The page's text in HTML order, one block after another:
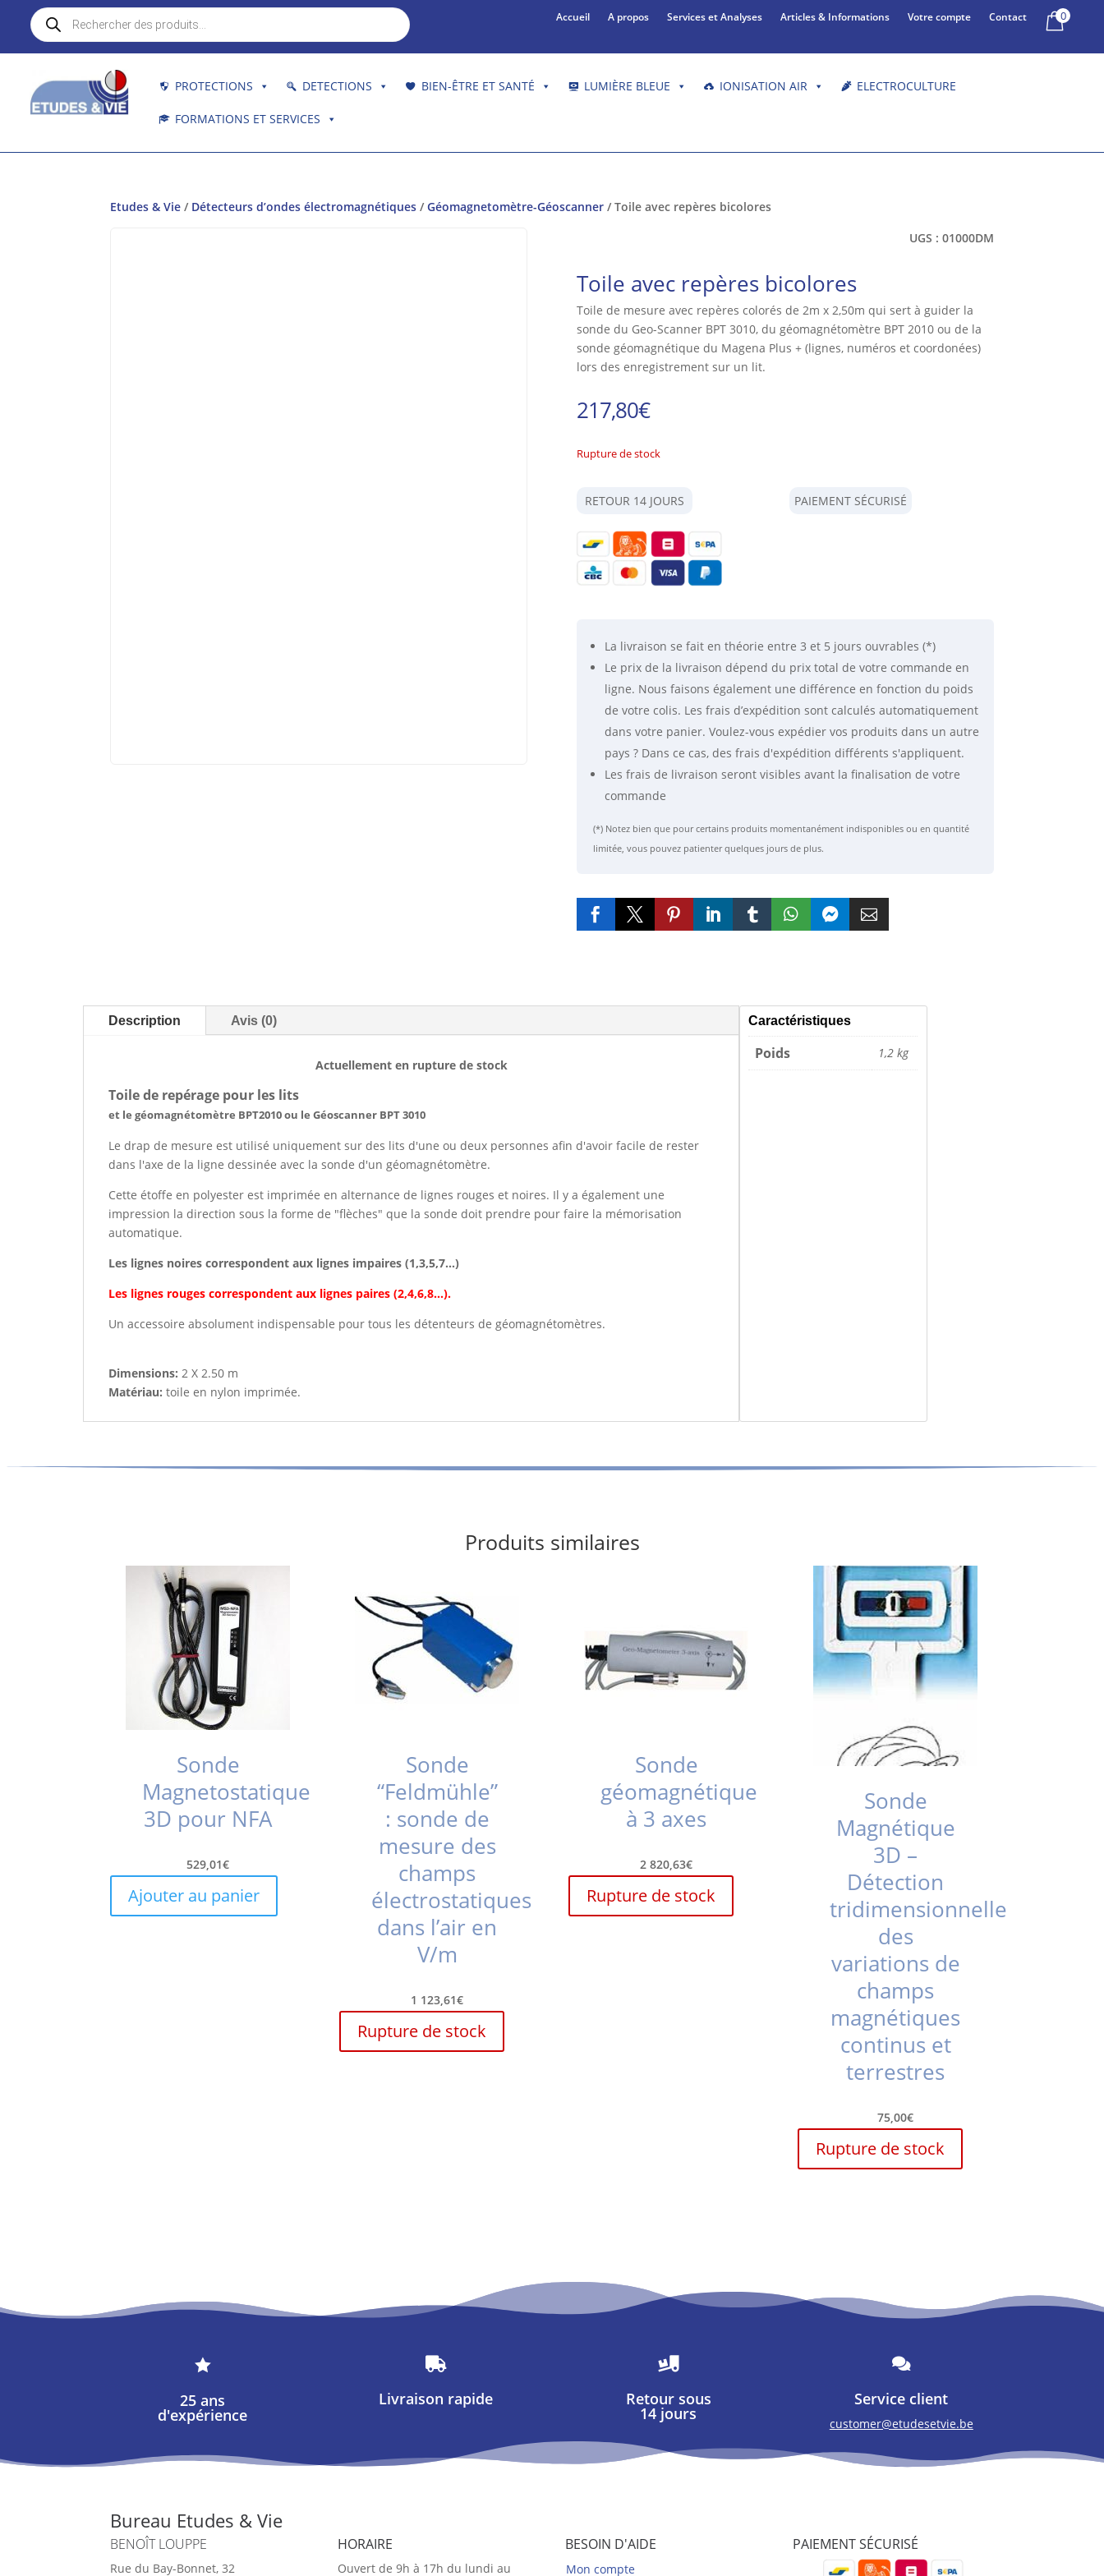
Recherche
de
produits
Accueil A propos Services et Analyses Articles & Informations Votre compte Contact 0
PROTECTIONS DETECTIONS BIEN-ÊTRE ET SANTÉ LUMIÈRE BLEUE IONISATION AIR ELECTROCULTURE
FORMATIONS ET SERVICES
Etudes & Vie / Détecteurs d’ondes électromagnétiques /Géomagnetomètre-Géoscanner / Toile avec repères bicolores
UGS : 01000DM
Toile avec repères bicolores
Toile de mesure avec repères colorés de 2m x 2,50m qui sert à guider la
sonde du Geo-Scanner BPT 3010, du géomagnétomètre BPT 2010 ou de la
sonde géomagnétique du Magena Plus + (lignes, numéros et coordonées)
lors des enregistrement sur un lit.
217,80€
Rupture de stock
RETOUR 14 JOURS PAIEMENT SÉCURISÉ
La livraison se fait en théorie entre 3 et 5 jours ouvrables (*)
Le prix de la livraison dépend du prix total de votre commande en
ligne. Nous faisons également une différence en fonction du poids
de votre colis. Les frais d’expédition sont calculés automatiquement
dans votre panier. Voulez-vous expédier vos produits dans un autre
pays ? Dans ce cas, des frais d'expédition différents s'appliquent.
Les frais de livraison seront visibles avant la finalisation de votre
commande
(*) Notez bien que pour certains produits momentanément indisponibles ou en quantité
limitée, vous pouvez patienter quelques jours de plus.
       
Description Avis (0)
Actuellement en rupture de stock
Toile de repérage pour les lits
et le géomagnétomètre BPT2010 ou le Géoscanner BPT 3010
Le drap de mesure est utilisé uniquement sur des lits d'une ou deux personnes afin d'avoir facile de rester
dans l'axe de la ligne dessinée avec la sonde d'un géomagnétomètre.
Cette étoffe en polyester est imprimée en alternance de lignes rouges et noires. Il y a également une
impression la direction sous la forme de "flèches" que la sonde doit prendre pour faire la mémorisation
automatique.
Les lignes noires correspondent aux lignes impaires (1,3,5,7...)
Les lignes rouges correspondent aux lignes paires (2,4,6,8...).
Un accessoire absolument indispensable pour tous les détenteurs de géomagnétomètres.
Dimensions: 2 X 2.50 m
Matériau: toile en nylon imprimée.
Caractéristiques
Poids 1,2 kg
Produits similaires
Sonde
Magnetostatique
3D pour NFA
529,01€
Ajouter au panier
Sonde
“Feldmühle”
: sonde de
mesure des
champs
électrostatiques
dans l’air en
V/m
1 123,61€
Rupture de stock
Sonde
géomagnétique
à 3 axes
2 820,63€
Rupture de stock
Sonde
Magnétique
3D –
Détection
tridimensionnelle
des
variations de
champs
magnétiques
continus et
terrestres
75,00€
Rupture de stock

25 ans
d'expérience

Livraison rapide

Retour sous
14 jours

Service client
customer@etudesetvie.be
Bureau Etudes & Vie
BENOÎT LOUPPE
Rue du Bay-Bonnet, 32
HORAIRE
Ouvert de 9h à 17h du lundi au
BESOIN D'AIDE
Mon compte
PAIEMENT SÉCURISÉ